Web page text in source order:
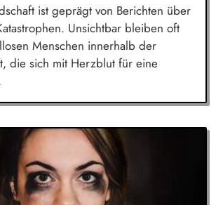
ist geprägt von Berichten über
Unsichtbar bleiben oft
Menschen innerhalb der
die sich mit Herzblut für eine